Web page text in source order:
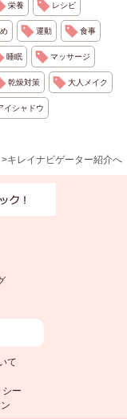
栄養 レシピ
運動 食事
睡眠 マッサージ
乾燥対策 大人メイク
イシャドウ
>キレイナビゲーター紹介へ
て
シー